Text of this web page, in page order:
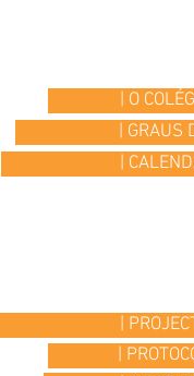
| O
| GRAUS
|
|
|